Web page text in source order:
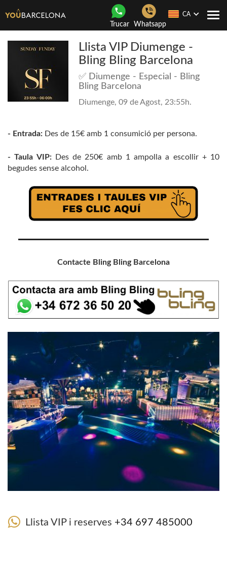
Trucar Whatsapp
CA
Llista VIP Diumenge -
Bling Bling Barcelona
✅️ Diumenge - Especial - Bling
Bling Barcelona
Diumenge, 09 de Agost, 23:55h.
- Entrada: Des de 15€ amb 1 consumició per persona.
- Taula VIP:Des de 250€ amb 1 ampolla a escollir + 10
begudes sense alcohol.
Contacte Bling Bling Barcelona
Llista VIP i reserves +34 697 485000